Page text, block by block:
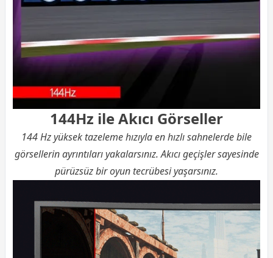
144Hz ile Akıcı Görseller
144 Hz yüksek tazeleme hızıyla en hızlı sahnelerde bile
görsellerin ayrıntıları yakalarsınız. Akıcı geçişler sayesinde
pürüzsüz bir oyun tecrübesi yaşarsınız.